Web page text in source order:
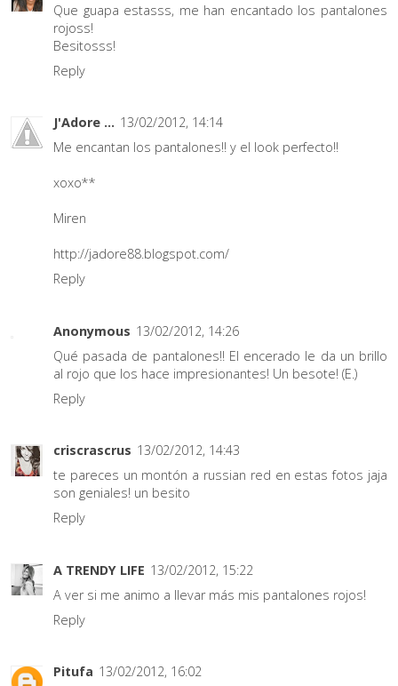
Que guapa estasss, me han encantado los pantalones
rojoss!
Besitosss!
Reply
J'Adore ... 13/02/2012, 14:14
Me encantan los pantalones!! y el look perfecto!!
xoxo**
Miren
http://jadore88.blogspot.com/
Reply
Anonymous 13/02/2012, 14:26
Qué pasada de pantalones!! El encerado le da un brillo
al rojo que los hace impresionantes! Un besote! (E.)
Reply
criscrascrus 13/02/2012, 14:43
te pareces un montón a russian red en estas fotos jaja
son geniales! un besito
Reply
A TRENDY LIFE 13/02/2012, 15:22
A ver si me animo a llevar más mis pantalones rojos!
Reply
Pitufa 13/02/2012, 16:02